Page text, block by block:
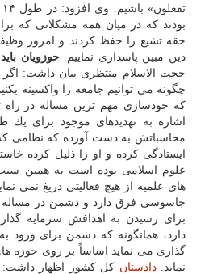
بودند كه در میان همه مشكلاتی كه
حقه تشیع را حفظ كردند و امروز
دین مبین پاسداری نماییم.حوزویان
حجت الاسلام منتظری بیان داشت:
چگونه می توانیم جامعه را واكسینه
كه خودسازی مهم ترین مساله در راه
اشاره به تهدیدهای موجود برای یك
ایستادگی كرده و او را ذلیل كرده
علوم اسلامی بوده است به همین
های علمیه از هیچ فعالیتی دریغ نمی
جاسوسی فرق دارد و دشمن در مساله
برای رسیدن به اهدافش سرمایه
دارد، همانگونه كه دشمن برای ورود
گذاری می نماید اساساً بر روی حوزه
نماید.دادستان كل كشور اظهار داشت: